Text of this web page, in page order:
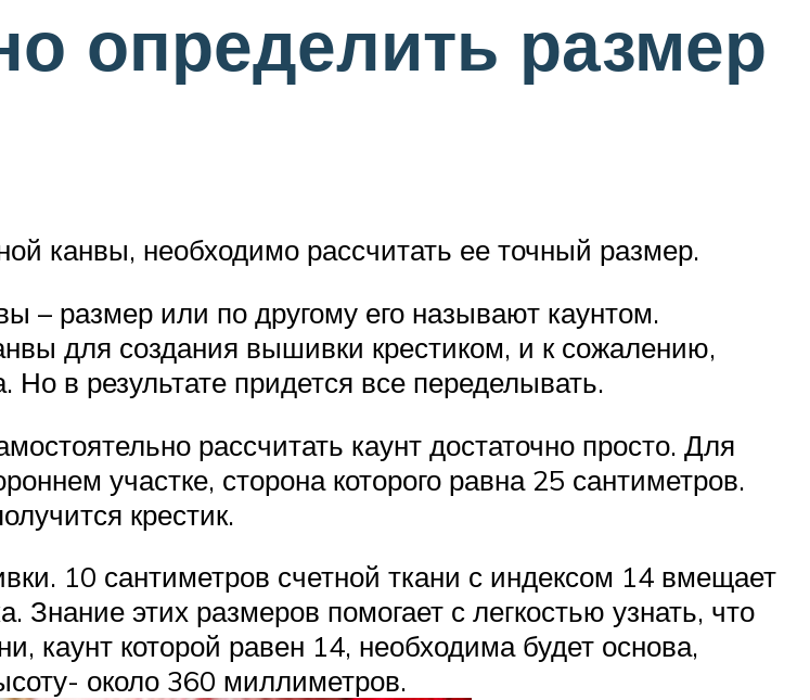
определить размер
канвы, необходимо рассчитать ее точный размер.
– размер или по другому его называют каунтом.
для создания вышивки крестиком, и к сожалению,
в результате придется все переделывать.
рассчитать каунт достаточно просто. Для
участке, сторона которого равна 25 сантиметров.
крестик.
10 сантиметров счетной ткани с индексом 14 вмещает
Знание этих размеров помогает с легкостью узнать, что
каунт которой равен 14, необходима будет основа,
около 360 миллиметров.